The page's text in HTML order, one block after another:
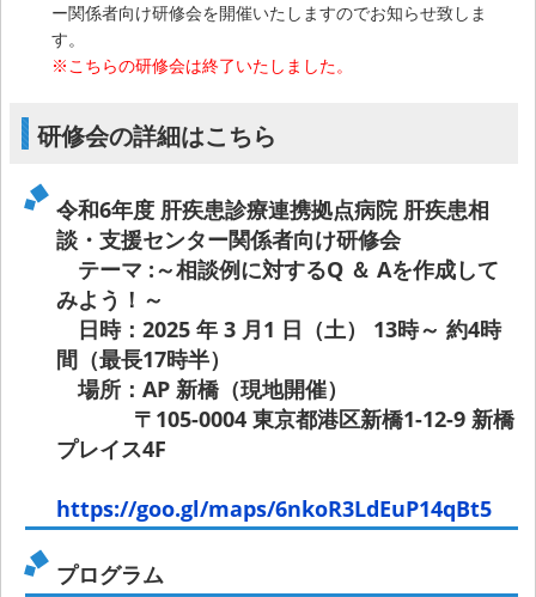
ー関係者向け研修会を開催いたしますのでお知らせ致しま
す。
※こちらの研修会は終了いたしました。
研修会の詳細はこちら
令和6年度 肝疾患診療連携拠点病院 肝疾患相
談・支援センター関係者向け研修会
テーマ :～相談例に対するQ ＆ Aを作成して
みよう！～
日時：2025 年 3 月1 日（土） 13時～ 約4時
間（最長17時半）
場所：AP 新橋（現地開催）
〒105-0004 東京都港区新橋1-12-9 新橋
プレイス4F
https://goo.gl/maps/6nkoR3LdEuP14qBt5
プログラム